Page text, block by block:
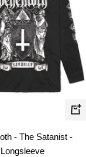
- The Satanist -
Longsleeve